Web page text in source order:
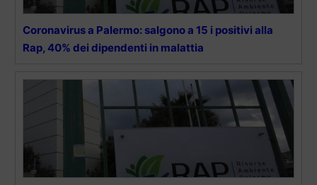
Coronavirus a Palermo: salgono a 15 i positivi alla
Rap, 40% dei dipendenti in malattia